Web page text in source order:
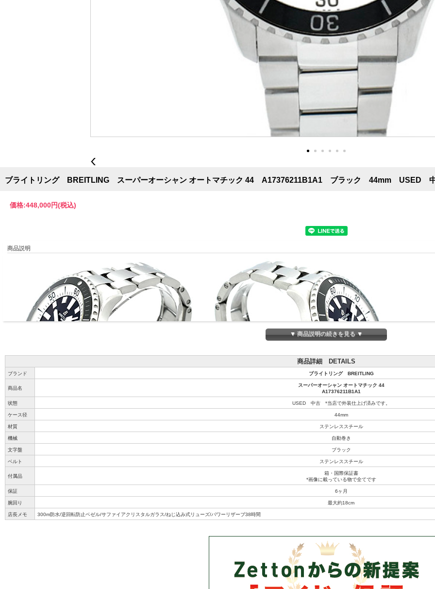
ブライトリング BREITLING スーパーオーシャン オートマチック 44 A17376211B1A1 ブラック 44mm USED
価格:448,000円(税込)
商品説明
▼ 商品説明の続きを見る ▼
商品詳細 DETAILS
ブランド ブライトリング BREITLING
商品名
スーパーオーシャン オートマチック 44
A17376211B1A1
状態 USED 中古 *当店で外装仕上げ済みです。
ケース径 44mm
材質 ステンレススチール
機械 自動巻き
文字盤 ブラック
ベルト ステンレススチール
付属品
箱・国際保証書
*画像に載っている物で全てです
保証 6ヶ月
腕回り 最大約18cm
店長メモ 300m防水/逆回転防止ベゼル/サファイアクリスタルガラス/ねじ込み式リューズ/パワーリザーブ38時間